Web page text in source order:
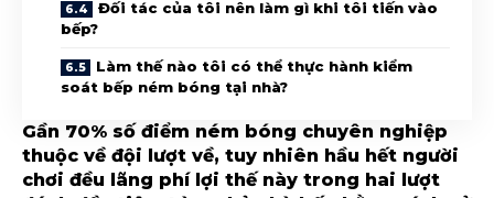
Đối tác của tôi nên làm gì khi tôi tiến vào
bếp?
Làm thế nào tôi có thể thực hành kiểm
soát bếp ném bóng tại nhà?
Gần 70% số điểm ném bóng chuyên nghiệp
thuộc về đội lượt về, tuy nhiên hầu hết người
chơi đều lãng phí lợi thế này trong hai lượt